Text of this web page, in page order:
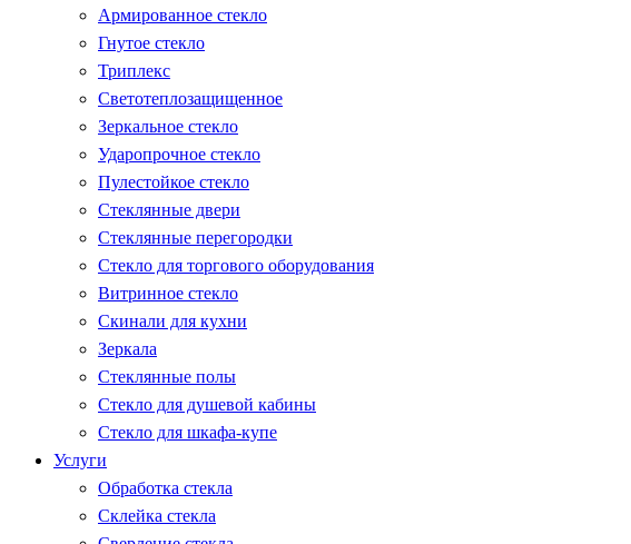
Армированное стекло
Гнутое стекло
Триплекс
Светотеплозащищенное
Зеркальное стекло
Ударопрочное стекло
Пулестойкое стекло
Стеклянные двери
Стеклянные перегородки
Стекло для торгового оборудования
Витринное стекло
Скинали для кухни
Зеркала
Стеклянные полы
Стекло для душевой кабины
Стекло для шкафа-купе
Услуги
Обработка стекла
Склейка стекла